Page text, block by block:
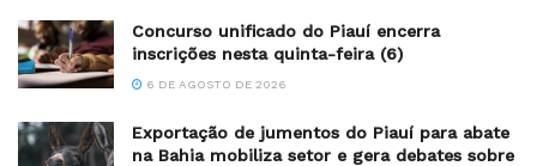
Concurso unificado do Piauí encerra
inscrições nesta quinta-feira (6)
6 DE AGOSTO DE 2026
Exportação de jumentos do Piauí para abate
na Bahia mobiliza setor e gera debates sobre